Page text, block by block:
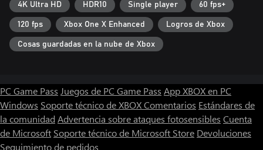
4K Ultra HD HDR10 Single player 60 fps+
120 fps Xbox One X Enhanced Logros de Xbox
Cosas guardadas en la nube de Xbox
PC Game Pass Juegos de PC Game Pass App XBOX en PC
Windows Soporte técnico de XBOXComentarios Estándares de
la comunidad Advertencia sobre ataques fotosensibles Cuenta
de Microsoft Soporte técnico de Microsoft Store Devoluciones
Seguimiento de pedidos